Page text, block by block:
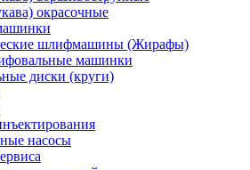
окрасочные
шлифмашины (Жирафы)
машинки
диски (круги)
насосы